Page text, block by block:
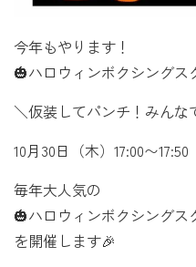
今年もやります！
🎃ハロウィンボクシングス
＼仮装してパンチ！みんな
10月30日（木）17:00〜17:50
毎年大人気の
🎃ハロウィンボクシングス
を開催します🎉